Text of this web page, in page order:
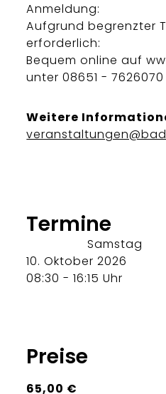
Anmeldung:
Aufgrund begrenzter
erforderlich:
Bequem online auf
unter 08651 - 7626070
Weitere
Termine
Samstag
10. Oktober 2026
08:30 - 16:15 Uhr
Preise
65,00 €